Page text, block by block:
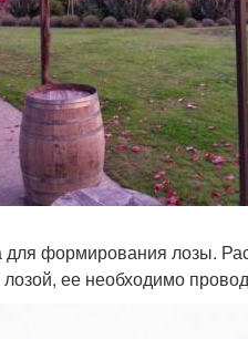
формирования лозы.
ее необходимо